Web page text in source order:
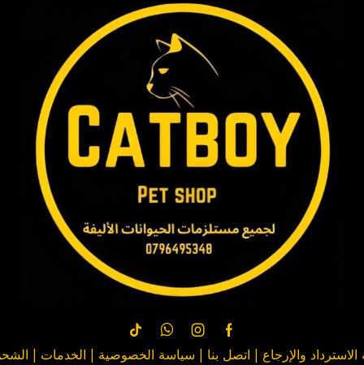
والإرجاع | اتصل بنا | سياسة الخصوصية | الخدمات |